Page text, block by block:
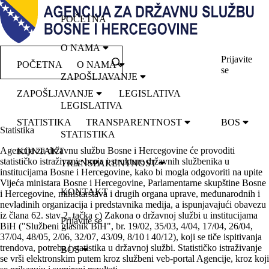
POČETNA O NAMA
ZAPOŠLJAVANJE LEGISLATIVA
STATISTIKA TRANSPARENTNOST
KONTAKT
Prijavite
se
BOS
Statistika
Agencija za državnu službu Bosne i Hercegovine će provoditi
statističko istraživanje broja i strukture državnih službenika u
institucijama Bosne i Hercegovine, kako bi mogla odgovoriti na upite
Vijeća ministara Bosne i Hercegovine, Parlamentarne skupštine Bosne
i Hercegovine, ministarstava i drugih organa uprave, međunarodnih i
nevladinih organizacija i predstavnika medija, a ispunjavajući obavezu
iz člana 62. stav 2. tačka c) Zakona o državnoj službi u institucijama
BiH ("Službeni glasnik BiH", br. 19/02, 35/03, 4/04, 17/04, 26/04,
37/04, 48/05, 2/06, 32/07, 43/09, 8/10 i 40/12), koji se tiče ispitivanja
trendova, potreba i statistika u državnoj službi. Statističko istraživanje
se vrši elektronskim putem kroz službeni veb-portal Agencije, kroz koji
POČETNA
O NAMA
ZAPOŠLJAVANJE
LEGISLATIVA
STATISTIKA
TRANSPARENTNOST
KONTAKT
Prijavite se
BOS